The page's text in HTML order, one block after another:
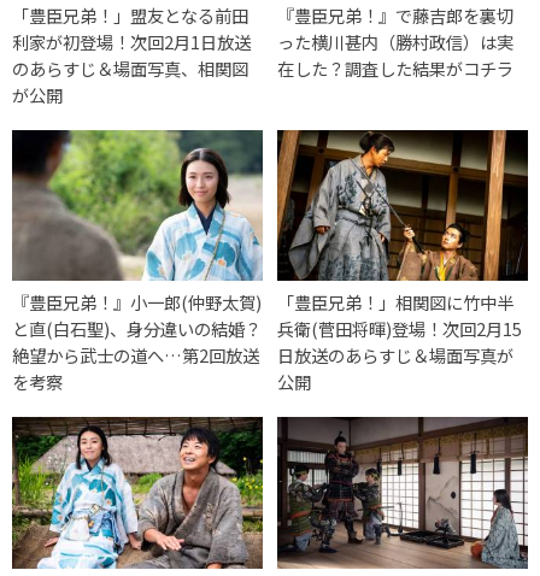
「豊臣兄弟！」盟友となる前田
利家が初登場！次回2月1日放送
のあらすじ＆場面写真、相関図
が公開
『豊臣兄弟！』で藤吉郎を裏切
った横川甚内（勝村政信）は実
在した？調査した結果がコチラ
『豊臣兄弟！』小一郎(仲野太賀)
と直(白石聖)、身分違いの結婚？
絶望から武士の道へ…第2回放送
を考察
「豊臣兄弟！」相関図に竹中半
兵衛(菅田将暉)登場！次回2月15
日放送のあらすじ＆場面写真が
公開